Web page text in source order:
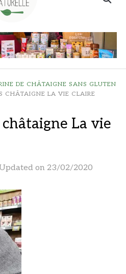
DE CHÂTAIGNE SANS GLUTEN
CHÂTAIGNE LA VIE CLAIRE
La vie
on 23/02/2020